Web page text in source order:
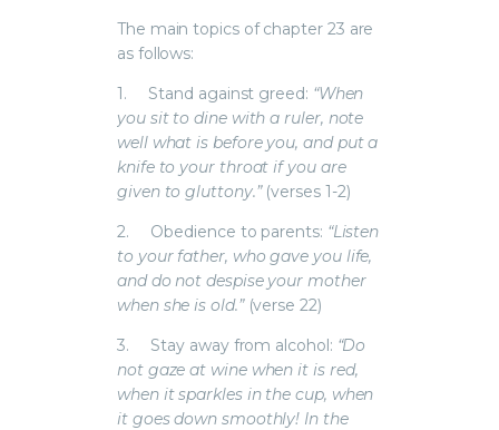
The main topics of chapter 23 are
as follows:
1.
Stand against greed: “When
you sit to dine with a ruler, note
well what is before you, and put a
knife to your throat if you are
given to gluttony.”(verses 1-2)
2.
Obedience to parents: “Listen
to your father, who gave you life,
and do not despise your mother
when she is old.”(verse 22)
3.
Stay away from alcohol: “Do
not gaze at wine when it is red,
when it sparkles in the cup, when
it goes down smoothly! In the